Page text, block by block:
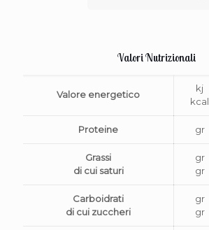
Valori Nutrizionali
Valore energetico
kj
kcal
Proteine gr
Grassi
di cui saturi
gr
gr
Carboidrati
di cui zuccheri
gr
gr